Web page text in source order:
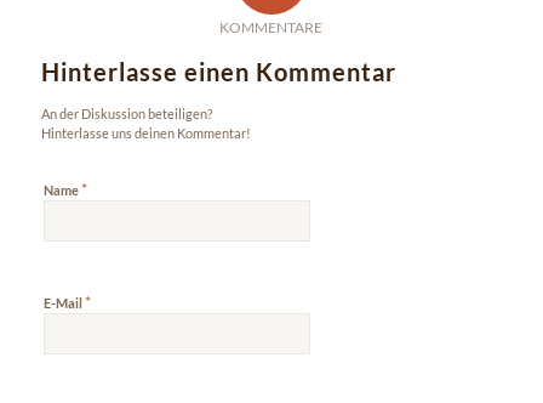
KOMMENTARE
Hinterlasse einen Kommentar
An der Diskussion beteiligen?
Hinterlasse uns deinen Kommentar!
Name *
E-Mail *